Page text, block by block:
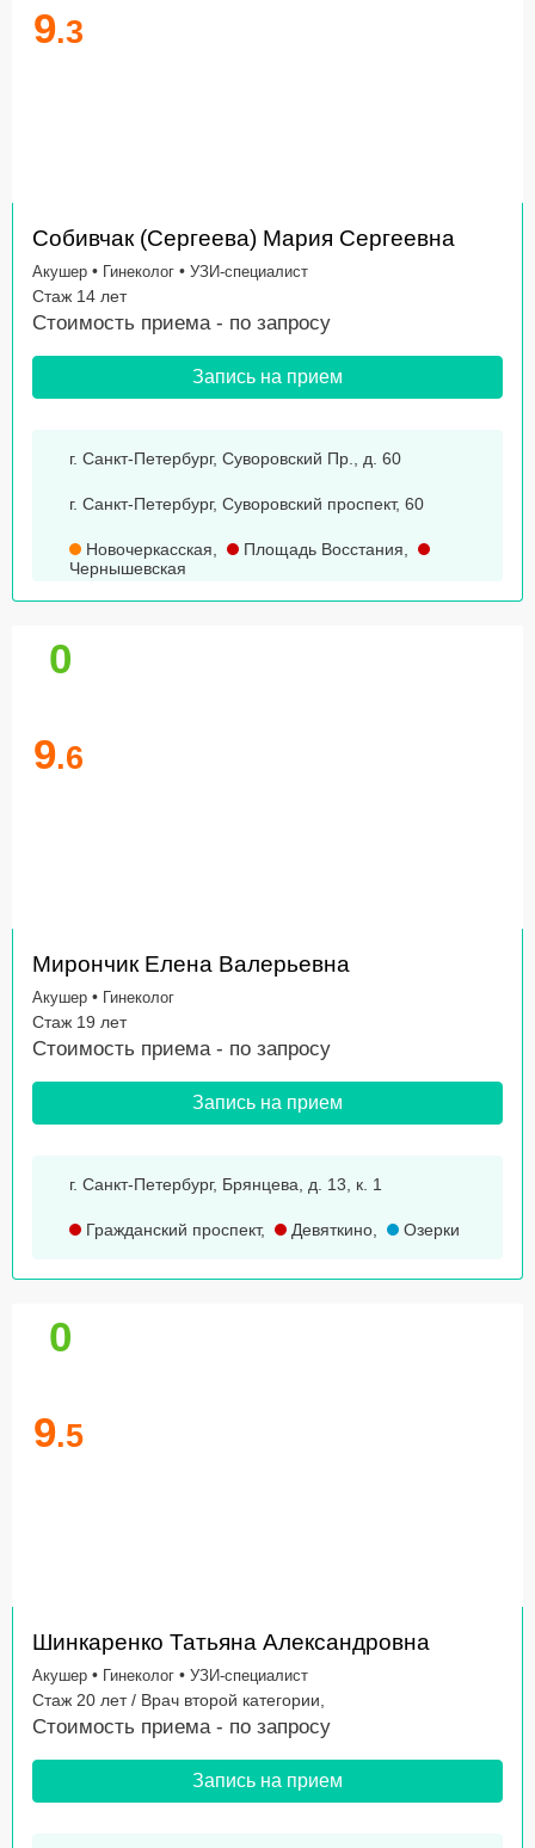
9.3
Собивчак (Сергеева) Мария Сергеевна
Акушер • Гинеколог • УЗИ-специалист
Стаж 14 лет
Стоимость приема - по запросу
Запись на прием
г. Санкт-Петербург, Суворовский Пр., д. 60
г. Санкт-Петербург, Суворовский проспект, 60
Новочеркасская, Площадь Восстания,
Чернышевская
0
9.6
Мирончик Елена Валерьевна
Акушер • Гинеколог
Стаж 19 лет
Стоимость приема - по запросу
Запись на прием
г. Санкт-Петербург, Брянцева, д. 13, к. 1
Гражданский проспект, Девяткино, Озерки
0
9.5
Шинкаренко Татьяна Александровна
Акушер • Гинеколог • УЗИ-специалист
Стаж 20 лет / Врач второй категории,
Стоимость приема - по запросу
Запись на прием